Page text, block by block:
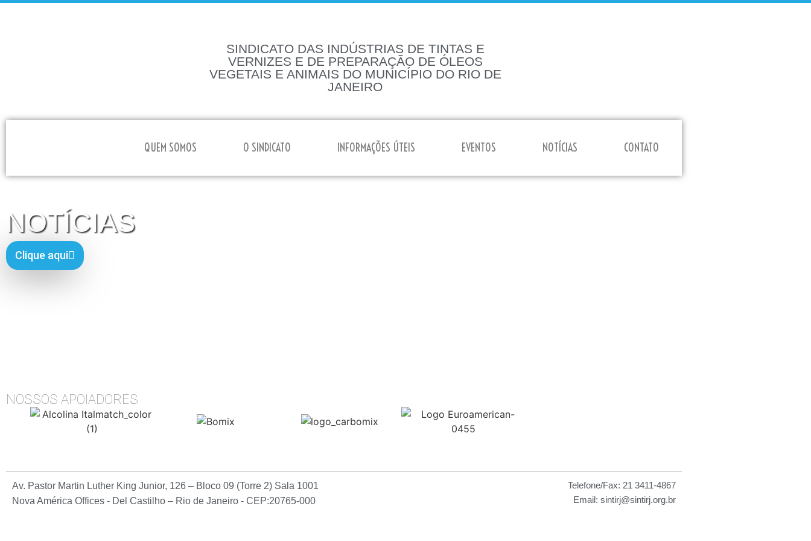
SINDICATO DAS INDÚSTRIAS DE TINTAS E
VERNIZES E DE PREPARAÇÃO DE ÓLEOS
VEGETAIS E ANIMAIS DO MUNICÍPIO DO RIO DE
JANEIRO
QUEM SOMOS O SINDICATO INFORMAÇÕES ÚTEIS EVENTOS NOTÍCIAS CONTATO
NOTÍCIAS
Clique aqui
NOSSOS APOIADORES
Av. Pastor Martin Luther King Junior, 126 – Bloco 09 (Torre 2) Sala 1001
Nova América Offices - Del Castilho – Rio de Janeiro - CEP:20765-000
Telefone/Fax: 21 3411-4867
Email: sintirj@sintirj.org.br